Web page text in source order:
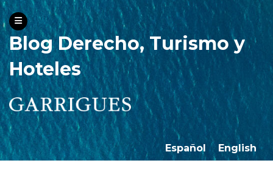
Blog Derecho, Turismo y
Hoteles
Español English